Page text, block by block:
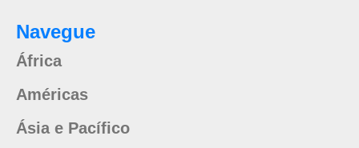
Navegue
África
Américas
Ásia e Pacífico